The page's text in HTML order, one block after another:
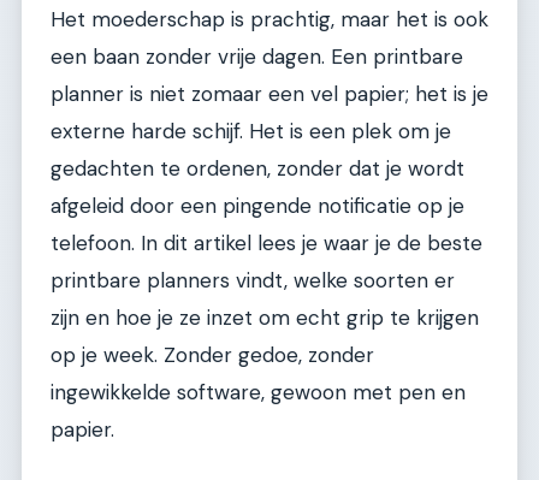
Het moederschap is prachtig, maar het is ook
een baan zonder vrije dagen. Een printbare
planner is niet zomaar een vel papier; het is je
externe harde schijf. Het is een plek om je
gedachten te ordenen, zonder dat je wordt
afgeleid door een pingende notificatie op je
telefoon. In dit artikel lees je waar je de beste
printbare planners vindt, welke soorten er
zijn en hoe je ze inzet om echt grip te krijgen
op je week. Zonder gedoe, zonder
ingewikkelde software, gewoon met pen en
papier.